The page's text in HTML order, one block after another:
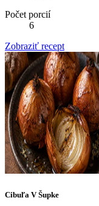
Počet porcií
6
Zobraziť recept
Cibuľa V Šupke